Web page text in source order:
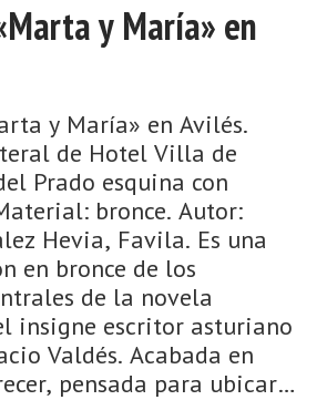
y María» en
y María» en Avilés.
de Hotel Villa de
Prado esquina con
bronce. Autor:
Hevia, Favila. Es una
en bronce de los
de la novela
insigne escritor asturiano
Valdés. Acabada en
pensada para ubicarla